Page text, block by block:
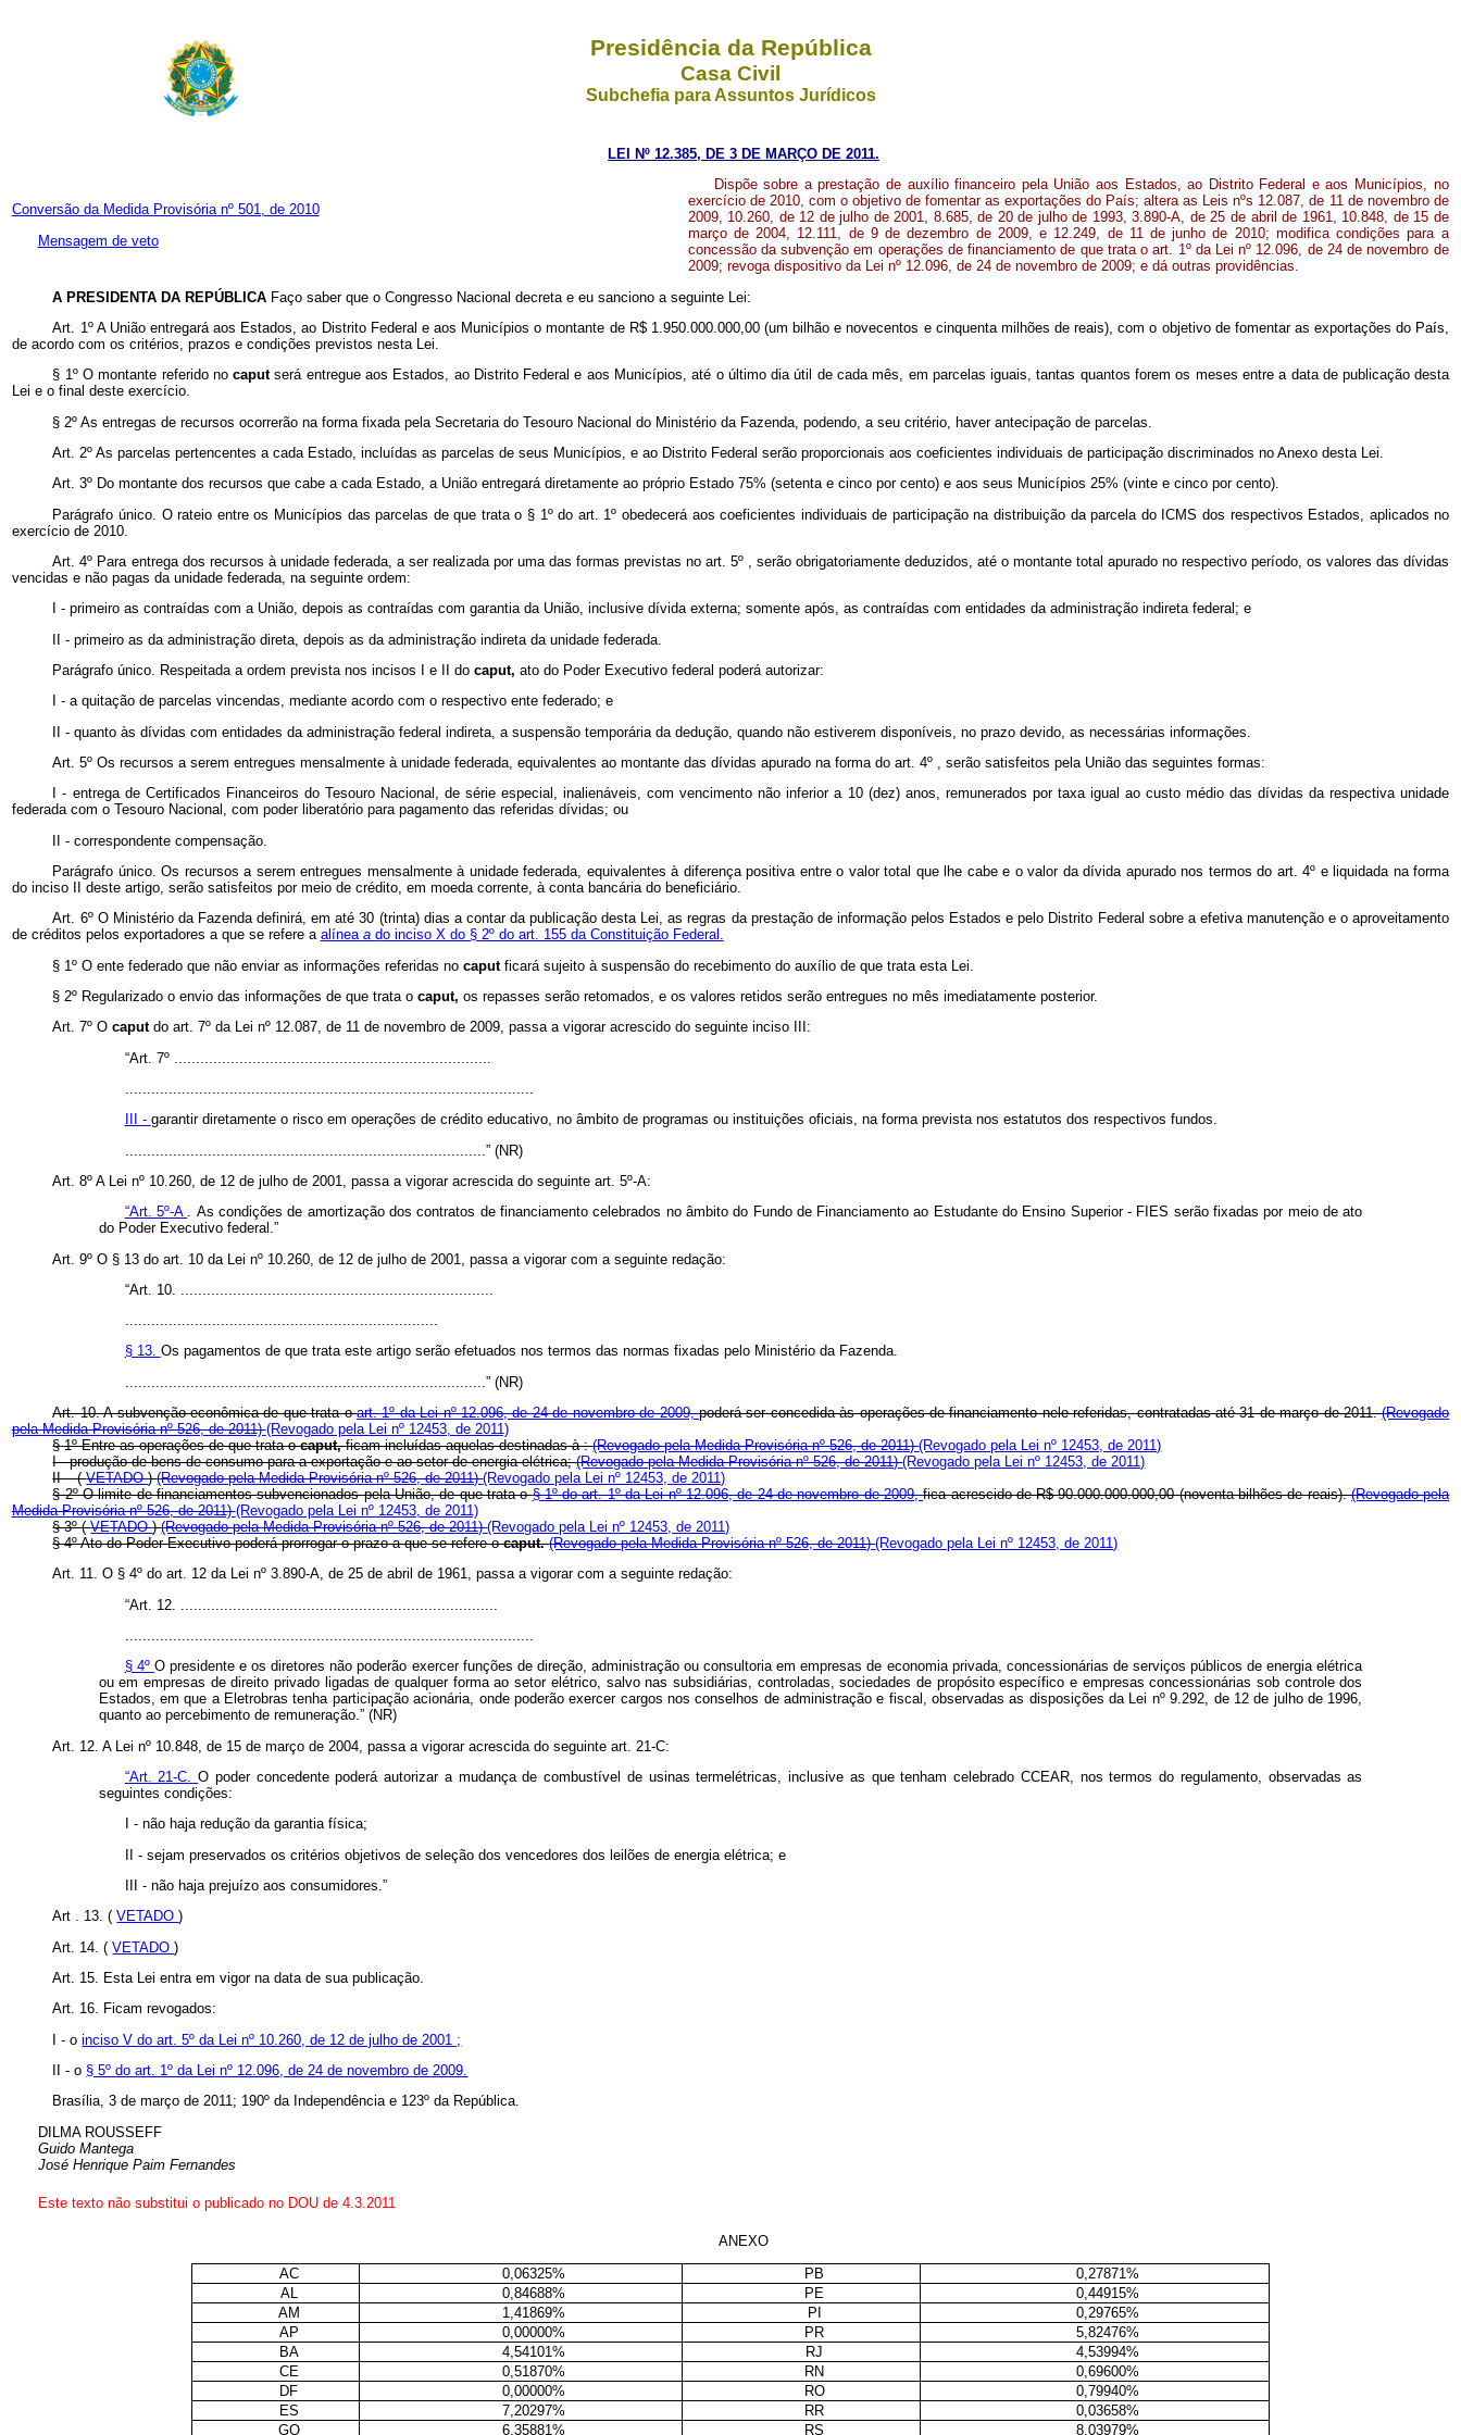
Presidência da República
Casa Civil
Subchefia para Assuntos Jurídicos
LEI Nº 12.385, DE 3 DE MARÇO DE 2011.
Conversão da Medida Provisória nº 501, de 2010
Mensagem de veto
Dispõe sobre a prestação de auxílio financeiro pela União aos Estados, ao Distrito Federal e aos Municípios, no
exercício de 2010, com o objetivo de fomentar as exportações do País; altera as Leis nºs 12.087, de 11 de novembro de
2009, 10.260, de 12 de julho de 2001, 8.685, de 20 de julho de 1993, 3.890-A, de 25 de abril de 1961, 10.848, de 15 de
março de 2004, 12.111, de 9 de dezembro de 2009, e 12.249, de 11 de junho de 2010; modifica condições para a
concessão da subvenção em operações de financiamento de que trata o art. 1º da Lei nº 12.096, de 24 de novembro de
2009; revoga dispositivo da Lei nº 12.096, de 24 de novembro de 2009; e dá outras providências.
A PRESIDENTA DA REPÚBLICA Faço saber que o Congresso Nacional decreta e eu sanciono a seguinte Lei:
Art. 1º A União entregará aos Estados, ao Distrito Federal e aos Municípios o montante de R$ 1.950.000.000,00 (um bilhão e novecentos e cinquenta milhões de reais), com o objetivo de fomentar as exportações do País,
de acordo com os critérios, prazos e condições previstos nesta Lei.
§ 1º O montante referido nocaputserá entregue aos Estados, ao Distrito Federal e aos Municípios, até o último dia útil de cada mês, em parcelas iguais, tantas quantos forem os meses entre a data de publicação desta
Lei e o final deste exercício.
§ 2º As entregas de recursos ocorrerão na forma fixada pela Secretaria do Tesouro Nacional do Ministério da Fazenda, podendo, a seu critério, haver antecipação de parcelas.
Art. 2º As parcelas pertencentes a cada Estado, incluídas as parcelas de seus Municípios, e ao Distrito Federal serão proporcionais aos coeficientes individuais de participação discriminados no Anexo desta Lei.
Art. 3º Do montante dos recursos que cabe a cada Estado, a União entregará diretamente ao próprio Estado 75% (setenta e cinco por cento) e aos seus Municípios 25% (vinte e cinco por cento).
Parágrafo único. O rateio entre os Municípios das parcelas de que trata o § 1º do art. 1º obedecerá aos coeficientes individuais de participação na distribuição da parcela do ICMS dos respectivos Estados, aplicados no
exercício de 2010.
Art. 4º Para entrega dos recursos à unidade federada, a ser realizada por uma das formas previstas no art. 5º , serão obrigatoriamente deduzidos, até o montante total apurado no respectivo período, os valores das dívidas
vencidas e não pagas da unidade federada, na seguinte ordem:
I - primeiro as contraídas com a União, depois as contraídas com garantia da União, inclusive dívida externa; somente após, as contraídas com entidades da administração indireta federal; e
II - primeiro as da administração direta, depois as da administração indireta da unidade federada.
Parágrafo único. Respeitada a ordem prevista nos incisos I e II docaput,ato do Poder Executivo federal poderá autorizar:
I - a quitação de parcelas vincendas, mediante acordo com o respectivo ente federado; e
II - quanto às dívidas com entidades da administração federal indireta, a suspensão temporária da dedução, quando não estiverem disponíveis, no prazo devido, as necessárias informações.
Art. 5º Os recursos a serem entregues mensalmente à unidade federada, equivalentes ao montante das dívidas apurado na forma do art. 4º , serão satisfeitos pela União das seguintes formas:
I - entrega de Certificados Financeiros do Tesouro Nacional, de série especial, inalienáveis, com vencimento não inferior a 10 (dez) anos, remunerados por taxa igual ao custo médio das dívidas da respectiva unidade
federada com o Tesouro Nacional, com poder liberatório para pagamento das referidas dívidas; ou
II - correspondente compensação.
Parágrafo único. Os recursos a serem entregues mensalmente à unidade federada, equivalentes à diferença positiva entre o valor total que lhe cabe e o valor da dívida apurado nos termos do art. 4º e liquidada na forma
do inciso II deste artigo, serão satisfeitos por meio de crédito, em moeda corrente, à conta bancária do beneficiário.
Art. 6º O Ministério da Fazenda definirá, em até 30 (trinta) dias a contar da publicação desta Lei, as regras da prestação de informação pelos Estados e pelo Distrito Federal sobre a efetiva manutenção e o aproveitamento
de créditos pelos exportadores a que se refere a alínea a do inciso X do § 2º do art. 155 da Constituição Federal.
§ 1º O ente federado que não enviar as informações referidas nocaputficará sujeito à suspensão do recebimento do auxílio de que trata esta Lei.
§ 2º Regularizado o envio das informações de que trata ocaput,os repasses serão retomados, e os valores retidos serão entregues no mês imediatamente posterior.
Art. 7º Ocaputdo art. 7º da Lei nº 12.087, de 11 de novembro de 2009, passa a vigorar acrescido do seguinte inciso III:
“Art. 7º .........................................................................
III - garantir diretamente o risco em operações de crédito educativo, no âmbito de programas ou instituições oficiais, na forma prevista nos estatutos dos respectivos fundos.
...................................................................................” (NR)
Art. 8º A Lei nº 10.260, de 12 de julho de 2001, passa a vigorar acrescida do seguinte art. 5º-A:
“Art. 5º-A . As condições de amortização dos contratos de financiamento celebrados no âmbito do Fundo de Financiamento ao Estudante do Ensino Superior - FIES serão fixadas por meio de ato
do Poder Executivo federal.”
Art. 9º O § 13 do art. 10 da Lei nº 10.260, de 12 de julho de 2001, passa a vigorar com a seguinte redação:
“Art. 10. ........................................................................
........................................................................
§ 13. Os pagamentos de que trata este artigo serão efetuados nos termos das normas fixadas pelo Ministério da Fazenda.
...................................................................................” (NR)
Art. 10. A subvenção econômica de que trata oart. 1º da Lei nº 12.096, de 24 de novembro de 2009,poderá ser concedida às operações de financiamento nele referidas, contratadas até 31 de março de 2011.(Revogado
pela Medida Provisória nº 526, de 2011)(Revogado pela Lei nº 12453, de 2011)
§ 1º Entre as operações de que trata ocaput,ficam incluídas aquelas destinadas à :(Revogado pela Medida Provisória nº 526, de 2011)(Revogado pela Lei nº 12453, de 2011)
I - produção de bens de consumo para a exportação e ao setor de energia elétrica;(Revogado pela Medida Provisória nº 526, de 2011)(Revogado pela Lei nº 12453, de 2011)
II – (VETADO)(Revogado pela Medida Provisória nº 526, de 2011)(Revogado pela Lei nº 12453, de 2011)
§ 2º O limite de financiamentos subvencionados pela União, de que trata o§ 1º do art. 1º da Lei nº 12.096, de 24 de novembro de 2009,fica acrescido de R$ 90.000.000.000,00 (noventa bilhões de reais).(Revogado pela
Medida Provisória nº 526, de 2011)(Revogado pela Lei nº 12453, de 2011)
§ 3º (VETADO)(Revogado pela Medida Provisória nº 526, de 2011)(Revogado pela Lei nº 12453, de 2011)
§ 4º Ato do Poder Executivo poderá prorrogar o prazo a que se refere ocaput.(Revogado pela Medida Provisória nº 526, de 2011)(Revogado pela Lei nº 12453, de 2011)
Art. 11. O § 4º do art. 12 da Lei nº 3.890-A, de 25 de abril de 1961, passa a vigorar com a seguinte redação:
“Art. 12. .........................................................................
..............................................................................................
§ 4º O presidente e os diretores não poderão exercer funções de direção, administração ou consultoria em empresas de economia privada, concessionárias de serviços públicos de energia elétrica
ou em empresas de direito privado ligadas de qualquer forma ao setor elétrico, salvo nas subsidiárias, controladas, sociedades de propósito específico e empresas concessionárias sob controle dos
Estados, em que a Eletrobras tenha participação acionária, onde poderão exercer cargos nos conselhos de administração e fiscal, observadas as disposições da Lei nº 9.292, de 12 de julho de 1996,
quanto ao percebimento de remuneração.” (NR)
Art. 12. A Lei nº 10.848, de 15 de março de 2004, passa a vigorar acrescida do seguinte art. 21-C:
“Art. 21-C.O poder concedente poderá autorizar a mudança de combustível de usinas termelétricas, inclusive as que tenham celebrado CCEAR, nos termos do regulamento, observadas as
seguintes condições:
I - não haja redução da garantia física;
II - sejam preservados os critérios objetivos de seleção dos vencedores dos leilões de energia elétrica; e
III - não haja prejuízo aos consumidores.”
Art . 13. (VETADO)
Art. 14.(VETADO)
Art. 15. Esta Lei entra em vigor na data de sua publicação.
Art. 16. Ficam revogados:
I - oinciso V do art. 5º da Lei nº 10.260, de 12 de julho de 2001 ;
II - o § 5º do art. 1º da Lei nº 12.096, de 24 de novembro de 2009.
Brasília, 3 de março de 2011; 190º da Independência e 123º da República.
DILMA ROUSSEFF
Guido Mantega
José Henrique Paim Fernandes
Este texto não substitui o publicado no DOU de 4.3.2011
ANEXO
AC 0,06325% PB
0,27871%
AL
0,84688% PE
0,44915%
AM
1,41869% PI
0,29765%
AP
0,00000% PR
5,82476%
BA
4,54101% RJ
4,53994%
CE
0,51870% RN
0,69600%
DF
0,00000% RO
0,79940%
ES
7,20297% RR
0,03658%
GO
6,35881% RS 8,03979%